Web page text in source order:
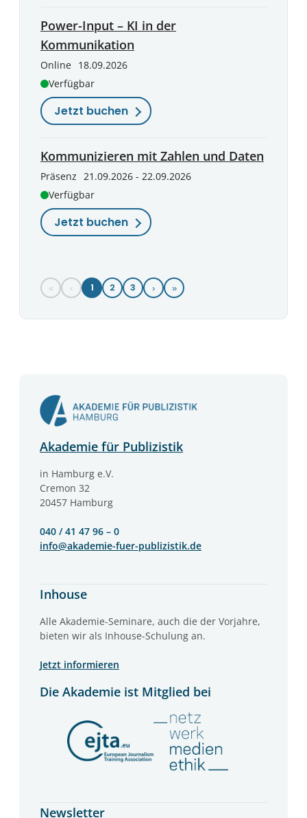
Power-Input – KI in der
Kommunikation
Online 18.09.2026
Verfügbar
Jetzt buchen
Kommunizieren mit Zahlen und Daten
Präsenz 21.09.2026 - 22.09.2026
Verfügbar
Jetzt buchen
« ‹ 1 2 3 › »
Akademie für Publizistik
in Hamburg e.V.
Cremon 32
20457 Hamburg
040 / 41 47 96 – 0
info@akademie-fuer-publizistik.de
Inhouse
Alle Akademie-Seminare, auch die der Vorjahre,
bieten wir als Inhouse-Schulung an.
Jetzt informieren
Die Akademie ist Mitglied bei
Newsletter